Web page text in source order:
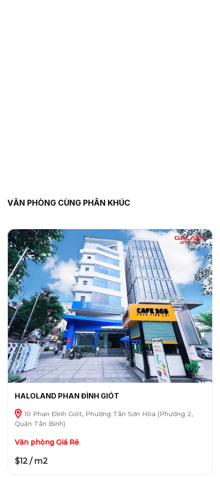
VĂN PHÒNG CÙNG PHÂN KHÚC
HALOLAND PHAN ĐÌNH GIÓT
10 Phan Đình Giót, Phường Tân Sơn Hòa (Phường 2,
Quận Tân Bình)
Văn phòng Giá Rẻ
$12 / m2